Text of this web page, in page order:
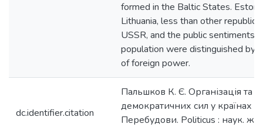
formed in the Baltic States.
Lithuania, less than other
USSR, and the public sentiments
population were distinguished by
of foreign power.
dc.identifier.citation
Пальшков К. Є. Організація та
демократичних сил у країнах
Перебудови. Politicus : наук.